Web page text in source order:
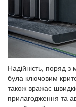
Надійність, поряд
була ключовим
також вражає
прилагодження та